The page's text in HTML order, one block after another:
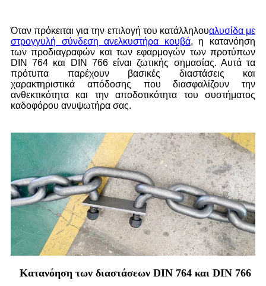
Όταν πρόκειται για την επιλογή του κατάλληλουαλυσίδα με
στρογγυλή σύνδεση ανελκυστήρα κουβά, η κατανόηση
των προδιαγραφών και των εφαρμογών των προτύπων
DIN 764 και DIN 766 είναι ζωτικής σημασίας. Αυτά τα
πρότυπα παρέχουν βασικές διαστάσεις και
χαρακτηριστικά απόδοσης που διασφαλίζουν την
ανθεκτικότητα και την αποδοτικότητα του συστήματος
καδοφόρου ανυψωτήρα σας.
Κατανόηση των διαστάσεων DIN 764 και DIN 766